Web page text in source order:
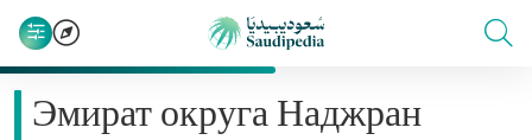
Эмират округа Наджран